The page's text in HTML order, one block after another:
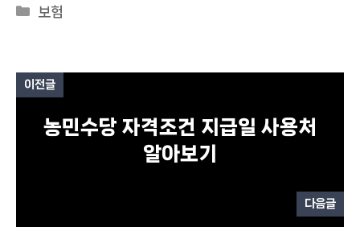
카
보험
이전글
농민수당 자격조건 지급일 사용처
알아보기
다음글